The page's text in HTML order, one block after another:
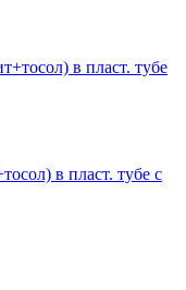
в пласт. тубе с